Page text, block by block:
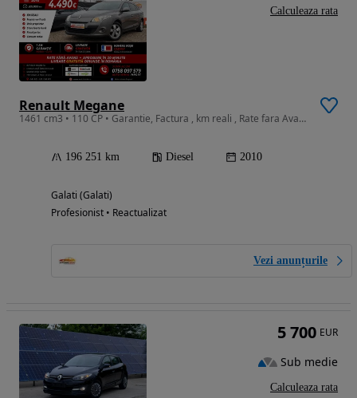
Renault Megane
1461 cm3 • 110 CP • Garantie, Factura , km reali , Rate fara Avans .
196 251 km Diesel 2010
Galati (Galati)
Profesionist • Reactualizat
Vezi anunțurile
Calculeaza rata
5 700 EUR
Sub medie
Calculeaza rata